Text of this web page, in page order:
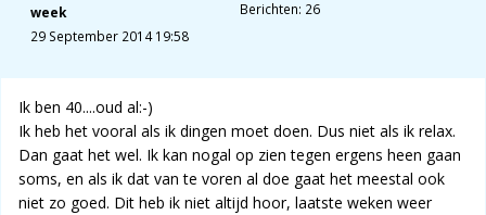
week
29 September 2014 19:58
Berichten: 26
Ik ben 40....oud al:-)
Ik heb het vooral als ik dingen moet doen. Dus niet als ik relax.
Dan gaat het wel. Ik kan nogal op zien tegen ergens heen gaan
soms, en als ik dat van te voren al doe gaat het meestal ook
niet zo goed. Dit heb ik niet altijd hoor, laatste weken weer